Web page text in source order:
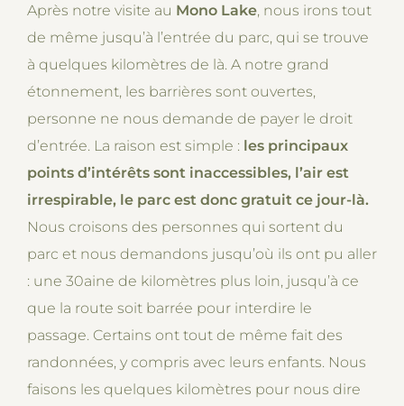
Après notre visite au Mono Lake, nous irons tout
de même jusqu’à l’entrée du parc, qui se trouve
à quelques kilomètres de là. A notre grand
étonnement, les barrières sont ouvertes,
personne ne nous demande de payer le droit
d’entrée. La raison est simple : les principaux
points d’intérêts sont inaccessibles, l’air est
irrespirable, le parc est donc gratuit ce jour-là.
Nous croisons des personnes qui sortent du
parc et nous demandons jusqu’où ils ont pu aller
: une 30aine de kilomètres plus loin, jusqu’à ce
que la route soit barrée pour interdire le
passage. Certains ont tout de même fait des
randonnées, y compris avec leurs enfants. Nous
faisons les quelques kilomètres pour nous dire